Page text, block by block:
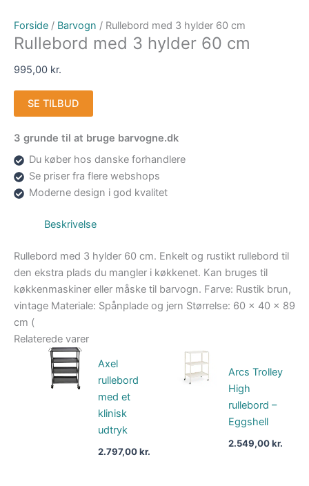
Forside / Barvogn / Rullebord med 3 hylder 60 cm
Rullebord med 3 hylder 60 cm
995,00 kr.
SE TILBUD
3 grunde til at bruge barvogne.dk
Du køber hos danske forhandlere
Se priser fra flere webshops
Moderne design i god kvalitet
Beskrivelse
Rullebord med 3 hylder 60 cm. Enkelt og rustikt rullebord til
den ekstra plads du mangler i køkkenet. Kan bruges til
køkkenmaskiner eller måske til barvogn. Farve: Rustik brun,
vintage Materiale: Spånplade og jern Størrelse: 60 x 40 x 89
cm (
Relaterede varer
Axel
rullebord
med et
klinisk
udtryk
2.797,00kr.
Arcs Trolley
High
rullebord –
Eggshell
2.549,00kr.